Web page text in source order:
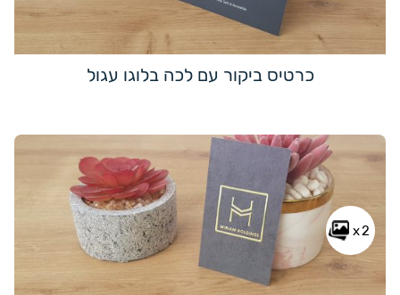
כרטיס ביקור עם לכה בלוגו עגול
x2